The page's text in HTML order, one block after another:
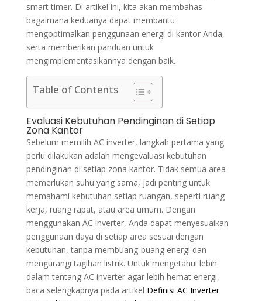
smart timer. Di artikel ini, kita akan membahas
bagaimana keduanya dapat membantu
mengoptimalkan penggunaan energi di kantor Anda,
serta memberikan panduan untuk
mengimplementasikannya dengan baik.
Table of Contents
Evaluasi Kebutuhan Pendinginan di Setiap
Zona Kantor
Sebelum memilih AC inverter, langkah pertama yang
perlu dilakukan adalah mengevaluasi kebutuhan
pendinginan di setiap zona kantor. Tidak semua area
memerlukan suhu yang sama, jadi penting untuk
memahami kebutuhan setiap ruangan, seperti ruang
kerja, ruang rapat, atau area umum. Dengan
menggunakan AC inverter, Anda dapat menyesuaikan
penggunaan daya di setiap area sesuai dengan
kebutuhan, tanpa membuang-buang energi dan
mengurangi tagihan listrik. Untuk mengetahui lebih
dalam tentang AC inverter agar lebih hemat energi,
baca selengkapnya pada artikel Definisi AC Inverter